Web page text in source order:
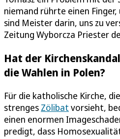
niemand rührte einen
sind Meister darin, uns zu
Zeitung Wyborcza Priester
Hat der
die Wahlen in Polen?
Für die katholische Kirche,
strenges Zölibat vorsieht,
einen enormen
predigt, dass